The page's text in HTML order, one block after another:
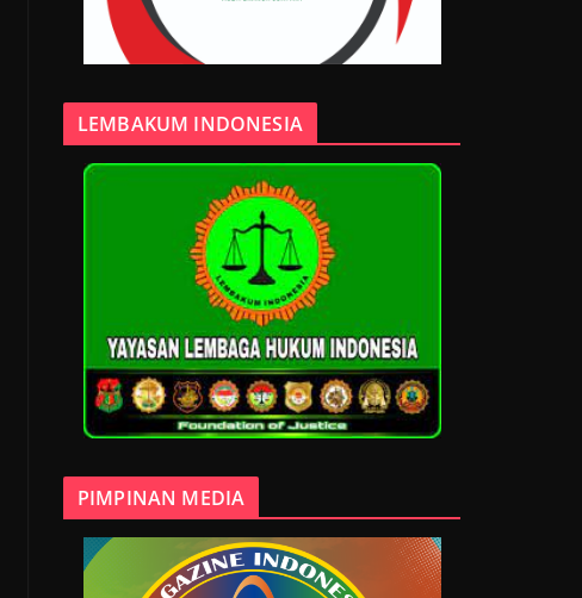
LEMBAKUM INDONESIA
PIMPINAN MEDIA